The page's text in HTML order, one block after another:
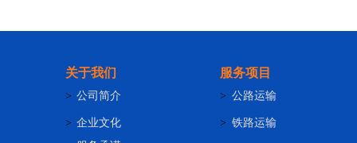
关于我们
> 公司简介
> 企业文化
服务项目
> 公路运输
> 铁路运输